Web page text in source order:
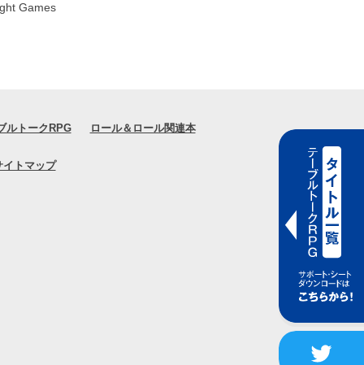
ルトークRPG ロール＆ロール関連本
イトマップ